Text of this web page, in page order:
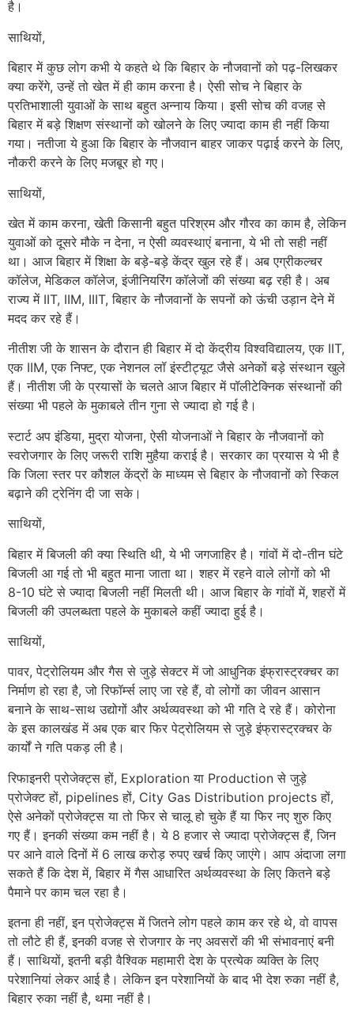
है।
साथियों,
बिहार में कुछ लोग कभी ये कहते थे कि बिहार के नौजवानों को पढ़-लिखकर
क्या करेंगे, उन्हें तो खेत में ही काम करना है। ऐसी सोच ने बिहार के
प्रतिभाशाली युवाओं के साथ बहुत अन्नाय किया। इसी सोच की वजह से
बिहार में बड़े शिक्षण संस्थानों को खोलने के लिए ज्यादा काम ही नहीं किया
गया। नतीजा ये हुआ कि बिहार के नौजवान बाहर जाकर पढ़ाई करने के लिए,
नौकरी करने के लिए मजबूर हो गए।
साथियों,
खेत में काम करना, खेती किसानी बहुत परिश्रम और गौरव का काम है, लेकिन
युवाओं को दूसरे मौके न देना, न ऐसी व्यवस्थाएं बनाना, ये भी तो सही नहीं
था। आज बिहार में शिक्षा के बड़े-बड़े केंद्र खुल रहे हैं। अब एग्रीकल्चर
कॉलेज, मेडिकल कॉलेज, इंजीनियरिंग कॉलेजों की संख्या बढ़ रही है। अब
राज्य में IIT, IIM, IIIT, बिहार के नौजवानों के सपनों को ऊंची उड़ान देने में
मदद कर रहे हैं।
नीतीश जी के शासन के दौरान ही बिहार में दो केंद्रीय विश्वविद्यालय, एक IIT,
एक IIM, एक निफ्ट, एक नेशनल लॉ इंस्टीट्यूट जैसे अनेकों बड़े संस्थान खुले
हैं। नीतीश जी के प्रयासों के चलते आज बिहार में पॉलीटेक्निक संस्थानों की
संख्या भी पहले के मुकाबले तीन गुना से ज्यादा हो गई है।
स्टार्ट अप इंडिया, मुद्रा योजना, ऐसी योजनाओं ने बिहार के नौजवानों को
स्वरोजगार के लिए जरूरी राशि मुहैया कराई है। सरकार का प्रयास ये भी है
कि जिला स्तर पर कौशल केंद्रों के माध्यम से बिहार के नौजवानों को स्किल
बढ़ाने की ट्रेनिंग दी जा सके।
साथियों,
बिहार में बिजली की क्या स्थिति थी, ये भी जगजाहिर है। गांवों में दो-तीन घंटे
बिजली आ गई तो भी बहुत माना जाता था। शहर में रहने वाले लोगों को भी
8-10 घंटे से ज्यादा बिजली नहीं मिलती थी। आज बिहार के गांवों में, शहरों में
बिजली की उपलब्धता पहले के मुकाबले कहीं ज्यादा हुई है।
साथियों,
पावर, पेट्रोलियम और गैस से जुड़े सेक्टर में जो आधुनिक इंफ्रास्ट्रक्चर का
निर्माण हो रहा है, जो रिफॉर्म्स लाए जा रहे हैं, वो लोगों का जीवन आसान
बनाने के साथ-साथ उद्योगों और अर्थव्यवस्था को भी गति दे रहे हैं। कोरोना
के इस कालखंड में अब एक बार फिर पेट्रोलियम से जुड़े इंफ्रास्ट्रक्चर के
कार्यों ने गति पकड़ ली है।
रिफाइनरी प्रोजेक्ट्स हों, Exploration या Production से जुड़े
प्रोजेक्ट हों, pipelines हों, City Gas Distribution projects हों,
ऐसे अनेकों प्रोजेक्ट्स या तो फिर से चालू हो चुके हैं या फिर नए शुरु किए
गए हैं। इनकी संख्या कम नहीं है। ये 8 हजार से ज्यादा प्रोजेक्ट्स हैं, जिन
पर आने वाले दिनों में 6 लाख करोड़ रुपए खर्च किए जाएंगे। आप अंदाजा लगा
सकते हैं कि देश में, बिहार में गैस आधारित अर्थव्यवस्था के लिए कितने बड़े
पैमाने पर काम चल रहा है।
इतना ही नहीं, इन प्रोजेक्ट्स में जितने लोग पहले काम कर रहे थे, वो वापस
तो लौटे ही हैं, इनकी वजह से रोजगार के नए अवसरों की भी संभावनाएं बनी
हैं। साथियों, इतनी बड़ी वैश्विक महामारी देश के प्रत्येक व्यक्ति के लिए
परेशानियां लेकर आई है। लेकिन इन परेशानियों के बाद भी देश रुका नहीं है,
बिहार रुका नहीं है, थमा नहीं है।